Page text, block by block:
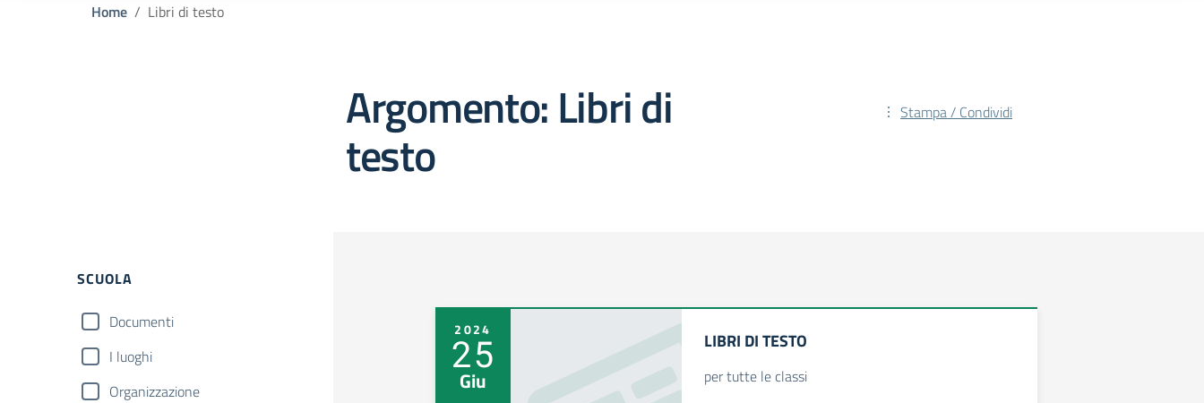
Home Libri di testo
Argomento: Libri di
testo
Stampa / Condividi
Filtri
SCUOLA
Documenti
I luoghi
Organizzazione
2024
25
Giu
LIBRI DI TESTO
per tutte le classi